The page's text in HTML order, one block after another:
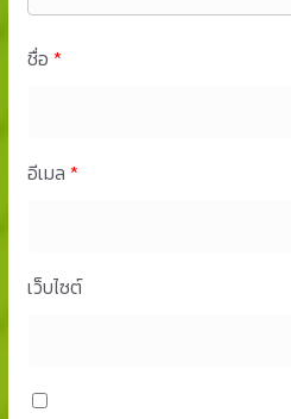
ชื่อ *
อีเมล *
เว็บไซต์